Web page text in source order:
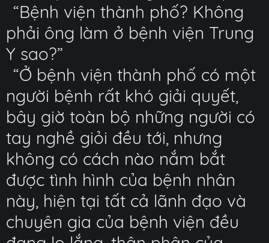
“Bệnh viện thành phố? Không
phải ông làm ở bệnh viện Trung
Y sao?”
“Ở bệnh viện thành phố có một
người bệnh rất khó giải quyết,
bây giờ toàn bộ những người có
tay nghề giỏi đều tới, nhưng
không có cách nào nắm bắt
được tình hình của bệnh nhân
này, hiện tại tất cả lãnh đạo và
chuyên gia của bệnh viện đều